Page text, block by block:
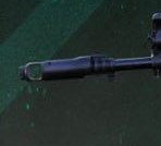
Происшествия
05.07.2026 17:58